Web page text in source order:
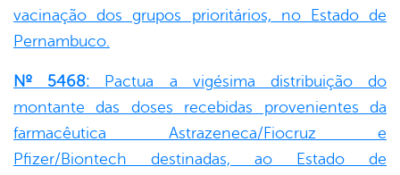
vacinação dos grupos prioritários, no Estado de
Pernambuco.
Nº 5468:
Pactua a vigésima distribuição do
montante das doses recebidas provenientes da
farmacêutica Astrazeneca/Fiocruz e
Pfizer/Biontech destinadas, ao Estado de